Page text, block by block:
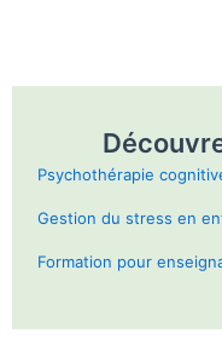
Psychothérapie
Gestion du stress en
Formation pour